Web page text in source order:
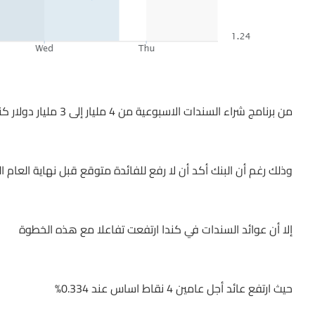
من برنامج شراء السندات الاسبوعية من 4 مليار إلى 3 مليار دولار كندي
وذلك رغم أن البنك أكد أن لا رفع للفائدة متوقع قبل نهاية العام
إلا أن عوائد السندات في كندا ارتفعت تفاعلا مع هذه الخطوة
حيث ارتفع عائد أجل عامين 4 نقاط اساس عند 0.334%